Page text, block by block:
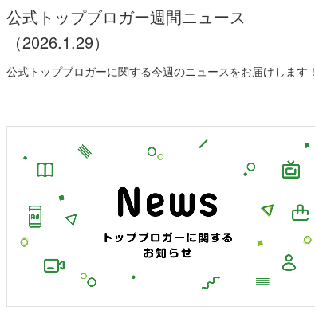
公式トップブロガー週間ニュース
（2026.1.29）
公式トップブロガーに関する今週のニュースをお届けします！